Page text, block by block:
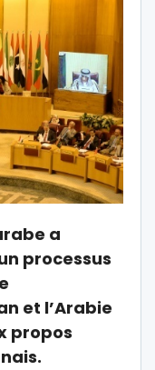
a
processus
et l’Arabie
propos